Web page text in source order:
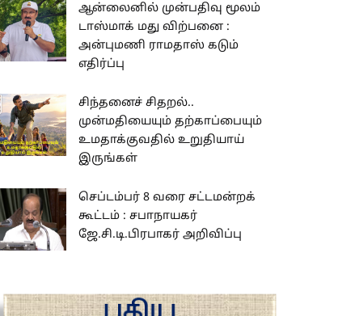
ஆன்லைனில் முன்பதிவு மூலம்
டாஸ்மாக் மது விற்பனை :
அன்புமணி ராமதாஸ் கடும்
எதிர்ப்பு
சிந்தனைச் சிதறல்..
முன்மதியையும் தற்காப்பையும்
உமதாக்குவதில் உறுதியாய்
இருங்கள்
செப்டம்பர் 8 வரை சட்டமன்றக்
கூட்டம் : சபாநாயகர்
ஜே.சி.டி.பிரபாகர் அறிவிப்பு